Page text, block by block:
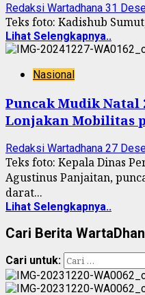
Redaksi Wartadhana 31
Teks foto: Kadishub
Lihat Selengkapnya..
Nasional
Puncak Mudik Natal
Lonjakan Mobilitas
Redaksi Wartadhana 27
Teks foto: Kepala Dinas
Agustinus Panjaitan,
darat...
Lihat Selengkapnya..
Cari Berita
Cari untuk: